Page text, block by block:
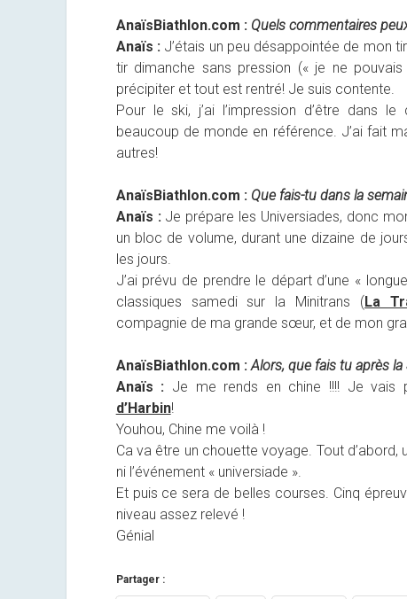
AnaïsBiathlon.com : Quels commentaires
Anaïs : J’étais un peu désappointée de mon
tir dimanche sans pression (« je ne
précipiter et tout est rentré! Je suis contente.
Pour le ski, j’ai l’impression d’être dans
beaucoup de monde en référence. J’ai fait
autres!
AnaïsBiathlon.com : Que fais-tu dans la
Anaïs :Je prépare les Universiades, donc
un bloc de volume, durant une dizaine de
les jours.
J’ai prévu de prendre le départ d’une «
classiques samedi sur la Minitrans ( La
compagnie de ma grande sœur, et de mon
AnaïsBiathlon.com :Alors, que fais tu après la
Anaïs : Je me rends en chine !!!! Je vais
d’Harbin!
Youhou, Chine me voilà !
Ca va être un chouette voyage. Tout
ni l’événement « universiade ».
Et puis ce sera de belles courses. Cinq
niveau assez relevé !
Génial
Partager :